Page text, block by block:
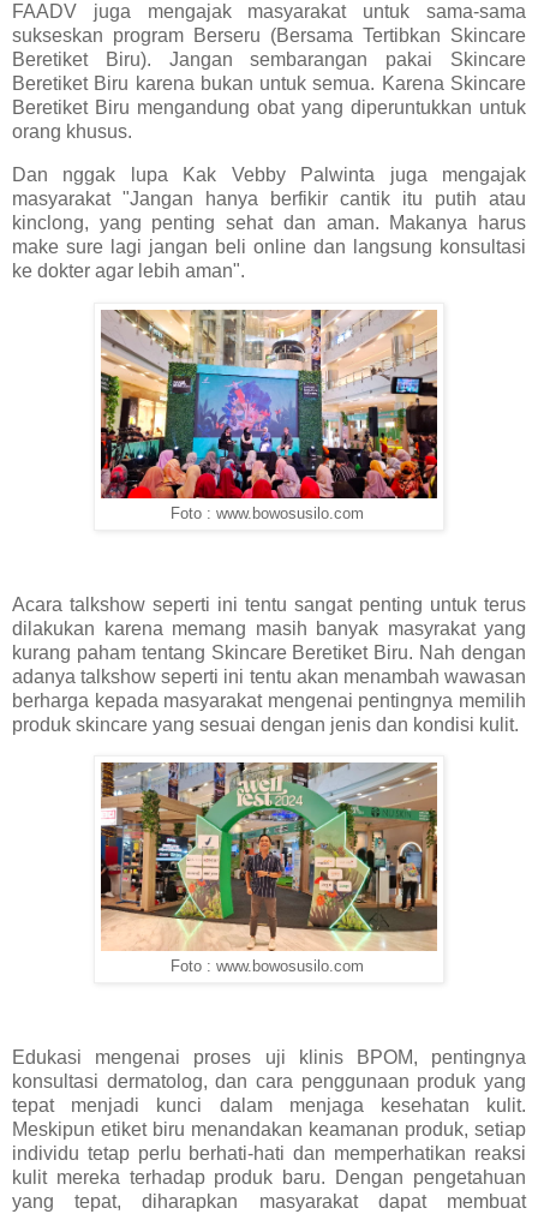
FAADV juga mengajak masyarakat untuk sama-sama
sukseskan program Berseru (Bersama Tertibkan Skincare
Beretiket Biru). Jangan sembarangan pakai Skincare
Beretiket Biru karena bukan untuk semua. Karena Skincare
Beretiket Biru mengandung obat yang diperuntukkan untuk
orang khusus.
Dan nggak lupa Kak Vebby Palwinta juga mengajak
masyarakat "Jangan hanya berfikir cantik itu putih atau
kinclong, yang penting sehat dan aman. Makanya harus
make sure lagi jangan beli online dan langsung konsultasi
ke dokter agar lebih aman".
Foto : www.bowosusilo.com
Acara talkshow seperti ini tentu sangat penting untuk terus
dilakukan karena memang masih banyak masyrakat yang
kurang paham tentang Skincare Beretiket Biru. Nah dengan
adanya talkshow seperti ini tentu akan menambah wawasan
berharga kepada masyarakat mengenai pentingnya memilih
produk skincare yang sesuai dengan jenis dan kondisi kulit.
Foto : www.bowosusilo.com
Edukasi mengenai proses uji klinis BPOM, pentingnya
konsultasi dermatolog, dan cara penggunaan produk yang
tepat menjadi kunci dalam menjaga kesehatan kulit.
Meskipun etiket biru menandakan keamanan produk, setiap
individu tetap perlu berhati-hati dan memperhatikan reaksi
kulit mereka terhadap produk baru. Dengan pengetahuan
yang tepat, diharapkan masyarakat dapat membuat